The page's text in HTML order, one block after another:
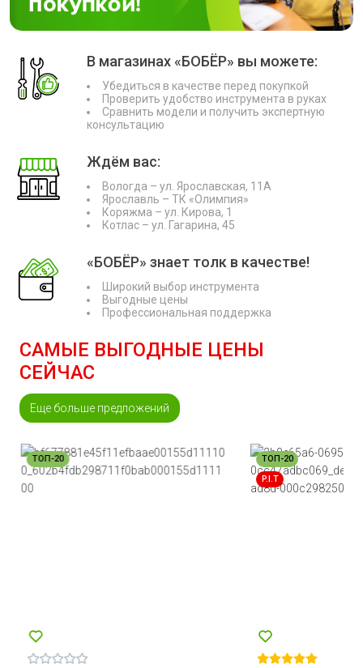
В магазинах «БОБЁР» вы можете:
Убедиться в качестве перед покупкой
Проверить удобство инструмента в руках
Сравнить модели и получить экспертную
консультацию
Ждём вас:
Вологда – ул. Ярославская, 11А
Ярославль – ТК «Олимпия»
Коряжма – ул. Кирова, 1
Котлас – ул. Гагарина, 45
«БОБЁР» знает толк в качестве!
Широкий выбор инструмента
Выгодные цены
Профессиональная поддержка
САМЫЕ ВЫГОДНЫЕ ЦЕНЫ
СЕЙЧАС
Еще больше предложений
ТОП-20
ТОП-20
P.I.T